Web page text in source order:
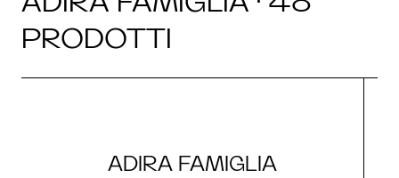
PRODOTTI
ADIRA FAMIGLIA